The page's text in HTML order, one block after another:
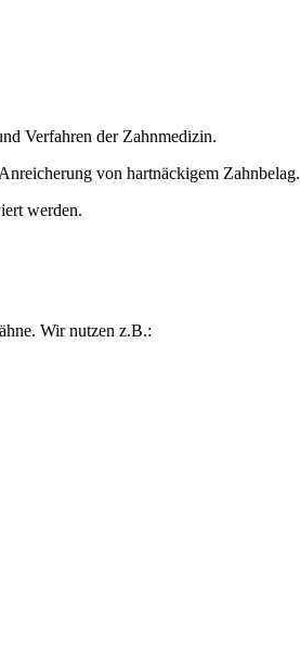
Verfahren der Zahnmedizin.
von hartnäckigem Zahnbelag.
werden.
Wir nutzen z.B.: